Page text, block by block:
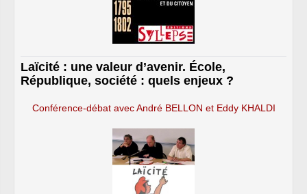
Laïcité : une valeur d’avenir. École,
République, société : quels enjeux ?
Conférence-débat avec André BELLON et Eddy KHALDI